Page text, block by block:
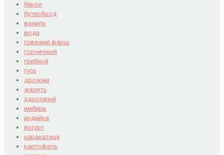
бекон
бутерброд
ваниль
вода
говяжий фарш
горчичный
грибной
гусь
дрожжи
жарить
здоровый
имбирь
индейка
йогурт
каракатица
картофель